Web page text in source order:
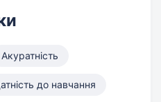
Акуратність
до навчання